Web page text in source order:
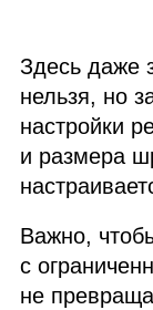
Здесь даже
нельзя, но
настройки
и размера
Важно,
с
не